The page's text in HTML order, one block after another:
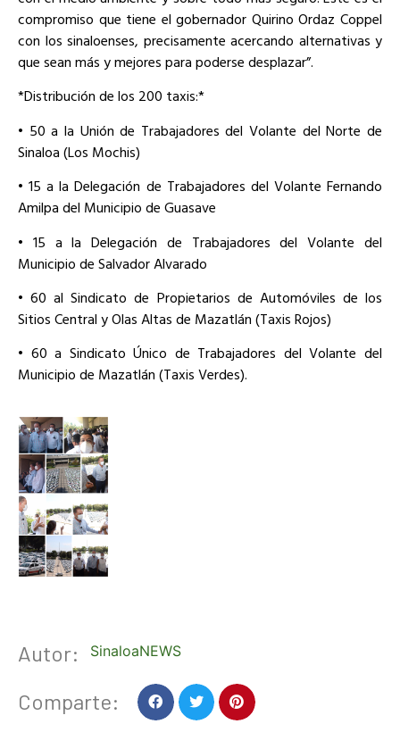
compromiso que tiene el gobernador Quirino Ordaz Coppel
con los sinaloenses, precisamente acercando alternativas y
que sean más y mejores para poderse desplazar”.
*Distribución de los 200 taxis:*
• 50 a la Unión de Trabajadores del Volante del Norte de
Sinaloa (Los Mochis)
• 15 a la Delegación de Trabajadores del Volante Fernando
Amilpa del Municipio de Guasave
• 15 a la Delegación de Trabajadores del Volante del
Municipio de Salvador Alvarado
• 60 al Sindicato de Propietarios de Automóviles de los
Sitios Central y Olas Altas de Mazatlán (Taxis Rojos)
• 60 a Sindicato Único de Trabajadores del Volante del
Municipio de Mazatlán (Taxis Verdes).
Autor: SinaloaNEWS
Comparte: